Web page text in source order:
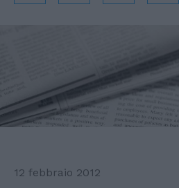
12 febbraio 2012